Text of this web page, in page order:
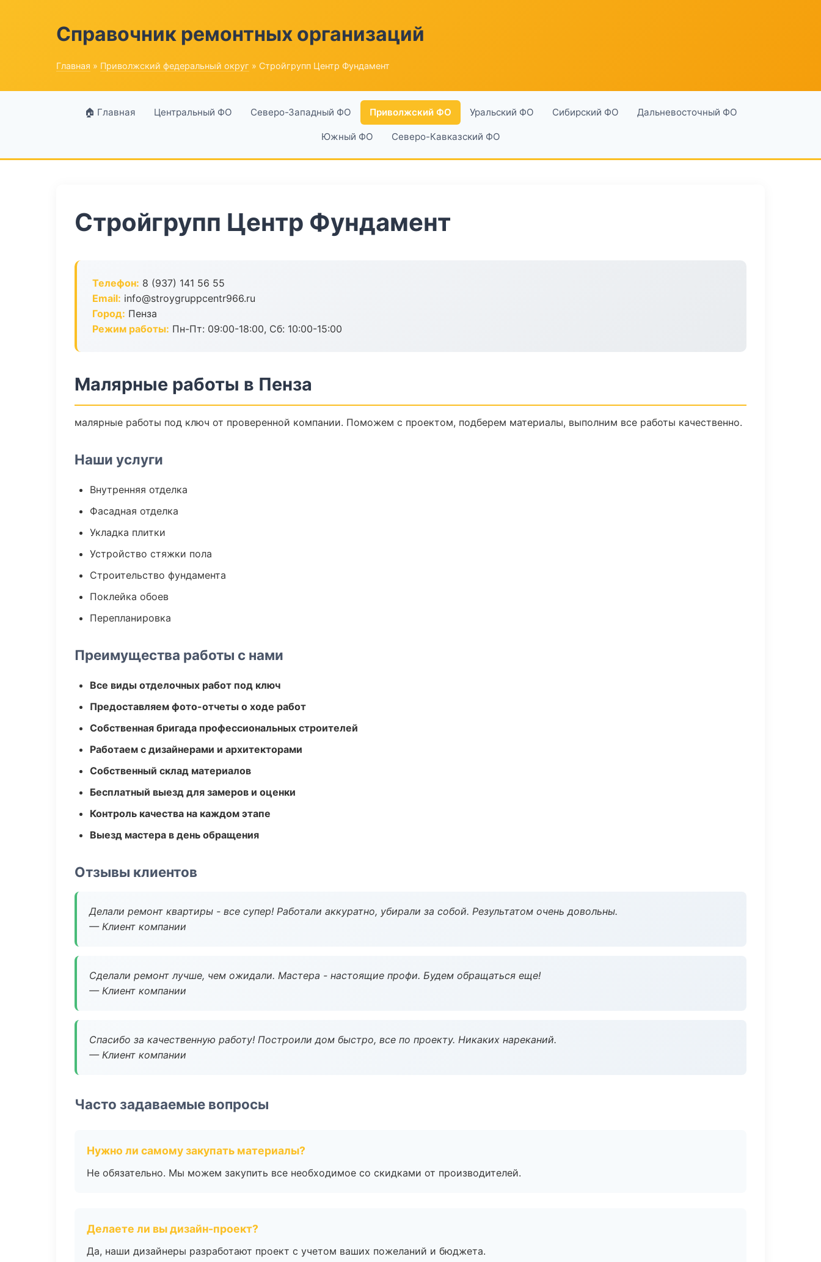
Справочник ремонтных организаций
Главная » Приволжский федеральный округ » Стройгрупп Центр Фундамент
🏠 Главная Центральный ФО Северо-Западный ФО Приволжский ФО Уральский ФО Сибирский ФО Дальневосточный ФО
Южный ФО Северо-Кавказский ФО
Стройгрупп Центр Фундамент
Телефон: 8 (937) 141 56 55
Email: info@stroygruppcentr966.ru
Город: Пенза
Режим работы: Пн-Пт: 09:00-18:00, Сб: 10:00-15:00
Малярные работы в Пенза
малярные работы под ключ от проверенной компании. Поможем с проектом, подберем материалы, выполним все работы качественно.
Наши услуги
Внутренняя отделка
Фасадная отделка
Укладка плитки
Устройство стяжки пола
Строительство фундамента
Поклейка обоев
Перепланировка
Преимущества работы с нами
Все виды отделочных работ под ключ
Предоставляем фото-отчеты о ходе работ
Собственная бригада профессиональных строителей
Работаем с дизайнерами и архитекторами
Собственный склад материалов
Бесплатный выезд для замеров и оценки
Контроль качества на каждом этапе
Выезд мастера в день обращения
Отзывы клиентов
Делали ремонт квартиры - все супер! Работали аккуратно, убирали за собой. Результатом очень довольны.
— Клиент компании
Сделали ремонт лучше, чем ожидали. Мастера - настоящие профи. Будем обращаться еще!
— Клиент компании
Спасибо за качественную работу! Построили дом быстро, все по проекту. Никаких нареканий.
— Клиент компании
Часто задаваемые вопросы
Нужно ли самому закупать материалы?
Не обязательно. Мы можем закупить все необходимое со скидками от производителей.
Делаете ли вы дизайн-проект?
Да, наши дизайнеры разработают проект с учетом ваших пожеланий и бюджета.